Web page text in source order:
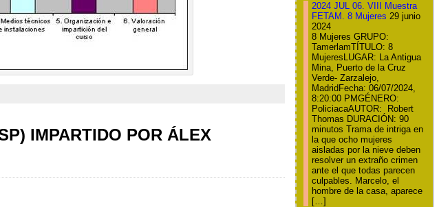
IMPARTIDO POR ÁLEX
2024 JUL 06. VIII Muestra
FETAM. 8 Mujeres 29 junio
2024
8 Mujeres GRUPO:
TamerlamTÍTULO: 8
MujeresLUGAR: La Antigua
Mina, Puerto de la Cruz
Verde- Zarzalejo,
MadridFecha: 06/07/2024,
8:20:00 PMGÉNERO:
PoliciacaAUTOR: Robert
Thomas DURACIÓN: 90
minutos Trama de intriga en
la que ocho mujeres
aisladas por la nieve deben
resolver un extraño crimen
ante el que todas parecen
culpables. Marcelo, el
hombre de la casa, aparece
[…]